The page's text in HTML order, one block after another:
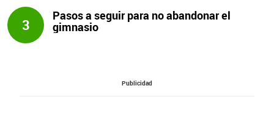
3
Pasos a seguir para no abandonar el
gimnasio
Publicidad